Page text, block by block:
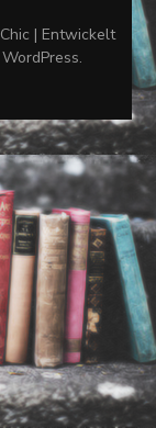
| Entwickelt
WordPress.